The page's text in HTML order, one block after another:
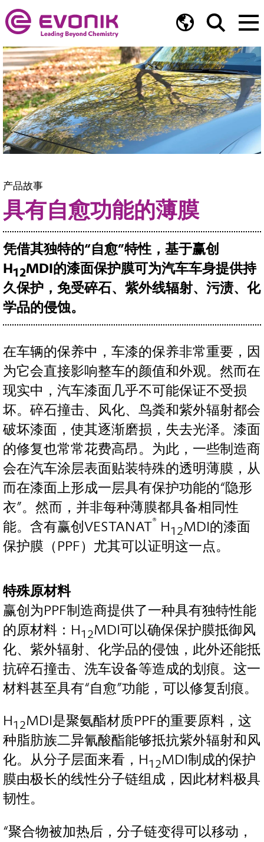
产品故事
具有自愈功能的薄膜
凭借其独特的“自愈”特性，基于赢创
H12MDI的漆面保护膜可为汽车车身提供持
久保护，免受碎石、紫外线辐射、污渍、化
学品的侵蚀。
在车辆的保养中，车漆的保养非常重要，因
为它会直接影响整车的颜值和外观。然而在
现实中，汽车漆面几乎不可能保证不受损
坏。碎石撞击、风化、鸟粪和紫外辐射都会
破坏漆面，使其逐渐磨损，失去光泽。漆面
的修复也常常花费高昂。为此，一些制造商
会在汽车涂层表面贴装特殊的透明薄膜，从
而在漆面上形成一层具有保护功能的“隐形
衣”。然而，并非每种薄膜都具备相同性
能。含有赢创VESTANAT® H12MDI的漆面
保护膜（PPF）尤其可以证明这一点。
特殊原材料
赢创为PPF制造商提供了一种具有独特性能
的原材料：H12MDI可以确保保护膜抵御风
化、紫外辐射、化学品的侵蚀，此外还能抵
抗碎石撞击、洗车设备等造成的划痕。这一
材料甚至具有“自愈”功能，可以修复刮痕。
H12MDI是聚氨酯材质PPF的重要原料，这
种脂肪族二异氰酸酯能够抵抗紫外辐射和风
化。从分子层面来看，H12MDI制成的保护
膜由极长的线性分子链组成，因此材料极具
韧性。
“聚合物被加热后，分子链变得可以移动，